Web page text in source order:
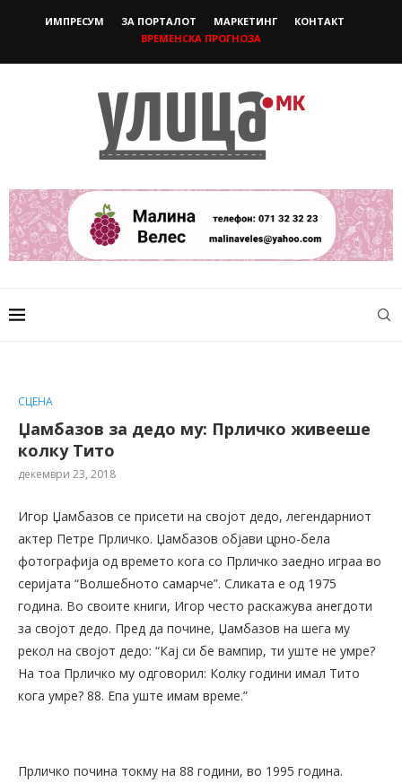
ИМПРЕСУМ ЗА ПОРТАЛОТ МАРКЕТИНГ
КОНТАКТ
ВРЕМЕНСКА ПРОГНОЗА
СЦЕНА
Џамбазов за дедо му: Прличко живееше
колку Тито
декември 23, 2018
Игор Џамбазов се присети на својот дедо, легендарниот
актер Петре Прличко. Џамбазов објави црно-бела
фотографија од времето кога со Прличко заедно играа во
серијата “Волшебното самарче”. Сликата е од 1975
година. Во своите книги, Игор често раскажува анегдоти
за својот дедо. Пред да почине, Џамбазов на шега му
рекол на својот дедо: “Кај си бе вампир, ти уште не умре?
На тоа Прличко му одговорил: Колку години имал Тито
кога умре? 88. Епа уште имам време.”
Прличко почина токму на 88 години, во 1995 година.